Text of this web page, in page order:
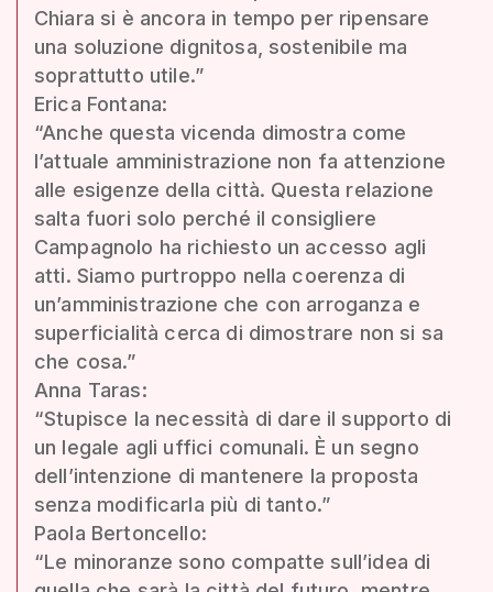
Chiara si è ancora in tempo per ripensare
una soluzione dignitosa, sostenibile ma
soprattutto utile.”
Erica Fontana:
“Anche questa vicenda dimostra come
l’attuale amministrazione non fa attenzione
alle esigenze della città. Questa relazione
salta fuori solo perché il consigliere
Campagnolo ha richiesto un accesso agli
atti. Siamo purtroppo nella coerenza di
un’amministrazione che con arroganza e
superficialità cerca di dimostrare non si sa
che cosa.”
Anna Taras:
“Stupisce la necessità di dare il supporto di
un legale agli uffici comunali. È un segno
dell’intenzione di mantenere la proposta
senza modificarla più di tanto.”
Paola Bertoncello:
“Le minoranze sono compatte sull’idea di